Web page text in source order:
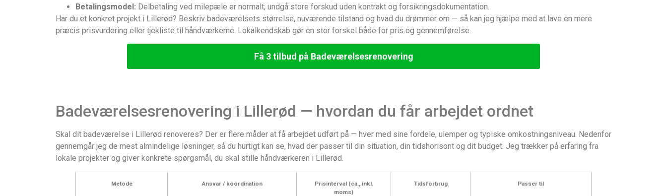
Betalingsmodel: Delbetaling ved milepæle er normalt; undgå store forskud uden kontrakt og forsikringsdokumentation.
Har du et konkret projekt i Lillerød? Beskriv badeværelsets størrelse, nuværende tilstand og hvad du drømmer om — så kan jeg hjælpe med at lave en mere
præcis prisvurdering eller tjekliste til håndværkerne. Lokalkendskab gør en stor forskel både for pris og gennemførelse.
Få 3 tilbud på Badeværelsesrenovering
Badeværelsesrenovering i Lillerød — hvordan du får arbejdet ordnet
Skal dit badeværelse i Lillerød renoveres? Der er flere måder at få arbejdet udført på — hver med sine fordele, ulemper og typiske omkostningsniveau. Nedenfor
gennemgår jeg de mest almindelige løsninger, så du hurtigt kan se, hvad der passer til din situation, din tidshorisont og dit budget. Jeg trækker på erfaring fra
lokale projekter og giver konkrete spørgsmål, du skal stille håndværkeren i Lillerød.
Metode Ansvar / koordination
Prisinterval (ca., inkl.
moms)
Tidsforbrug Passer til